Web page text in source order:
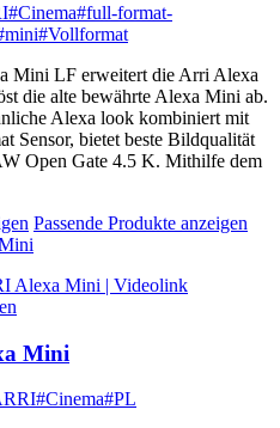
#Cinema#full-format-
#Vollformat
Mini LF erweitert die Arri Alexa
die alte bewährte Alexa Mini ab.
Alexa look kombiniert mit
Sensor, bietet beste Bildqualität
Open Gate 4.5 K. Mithilfe dem
Passende Produkte anzeigen
Mini
#Cinema#PL